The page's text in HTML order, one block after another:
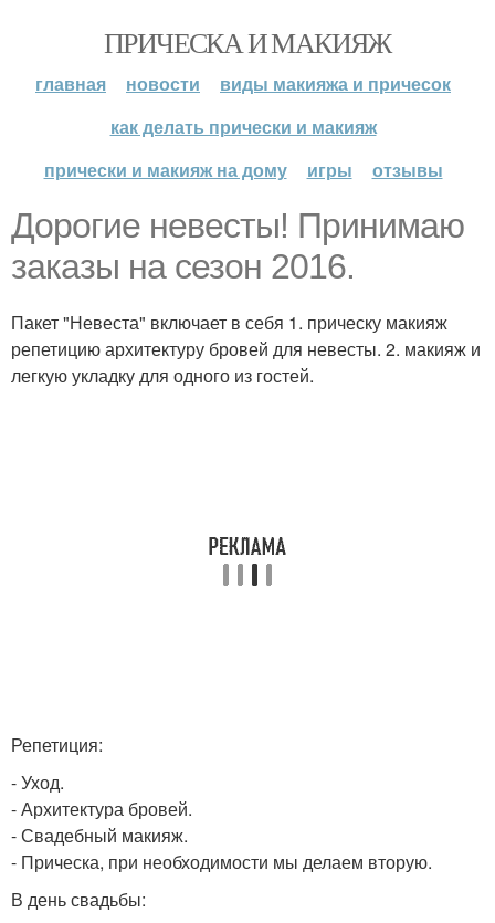
ПРИЧЕСКА И МАКИЯЖ
главная новости
виды макияжа и причесок
как делать прически и макияж
прически и макияж на дому
игры отзывы
Дорогие невесты! Принимаю
заказы на сезон 2016.
Пакет "Невеста" включает в себя 1. прическу макияж
репетицию архитектуру бровей для невесты. 2. макияж и
легкую укладку для одного из гостей.
Репетиция:
- Уход.
- Архитектура бровей.
- Свадебный макияж.
- Прическа, при необходимости мы делаем вторую.
В день свадьбы: